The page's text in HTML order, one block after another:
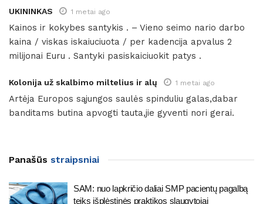
UKININKAS 1 metai ago
Kainos ir kokybes santykis . – Vieno seimo nario darbo
kaina / viskas iskaiuciuota / per kadencija apvalus 2
milijonai Euru . Santyki pasiskaiciuokit patys .
Kolonija už skalbimo miltelius ir alų 1 metai ago
Artėja Europos sąjungos saulės spinduliu galas,dabar
banditams butina apvogti tauta,jie gyventi nori gerai.
Panašūs straipsniai
SAM: nuo lapkričio daliai SMP pacientų pagalbą
teiks išplėstinės praktikos slaugytojai